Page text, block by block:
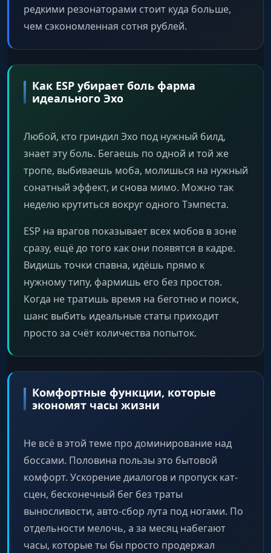
редкими резонаторами стоит куда больше,
чем сэкономленная сотня рублей.
Как ESP убирает боль фарма
идеального Эхо
Любой, кто гриндил Эхо под нужный билд,
знает эту боль. Бегаешь по одной и той же
тропе, выбиваешь моба, молишься на нужный
сонатный эффект, и снова мимо. Можно так
неделю крутиться вокруг одного Тэмпеста.
ESP на врагов показывает всех мобов в зоне
сразу, ещё до того как они появятся в кадре.
Видишь точки спавна, идёшь прямо к
нужному типу, фармишь его без простоя.
Когда не тратишь время на беготню и поиск,
шанс выбить идеальные статы приходит
просто за счёт количества попыток.
Комфортные функции, которые
экономят часы жизни
Не всё в этой теме про доминирование над
боссами. Половина пользы это бытовой
комфорт. Ускорение диалогов и пропуск кат-
сцен, бесконечный бег без траты
выносливости, авто-сбор лута под ногами. По
отдельности мелочь, а за месяц набегают
часы, которые ты бы просто продержал